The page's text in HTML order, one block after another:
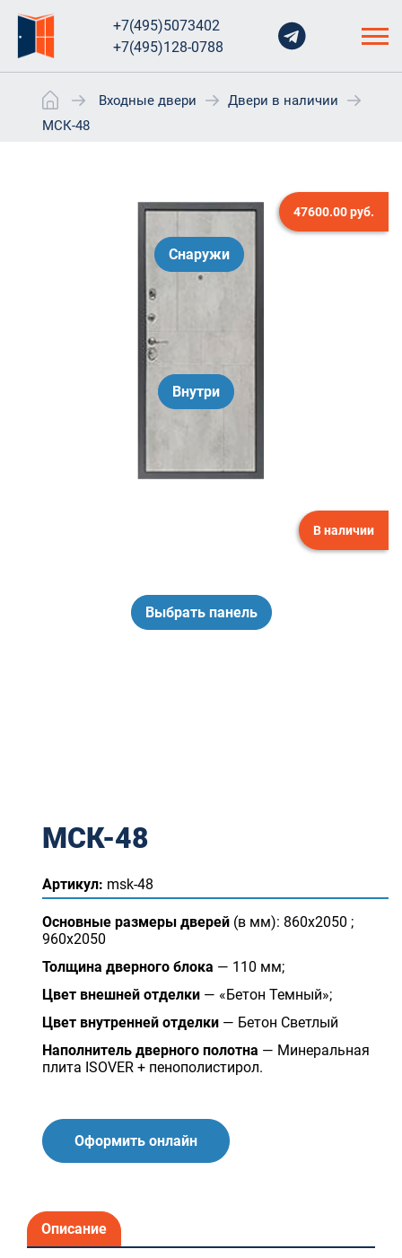
+7(495)5073402
+7(495)128-0788
Входные двери
Двери в наличии
МСК-48
Выбрать панель
Внутри
Снаружи
47600.00руб.
В наличии
МСК-48
Артикул: msk-48
Основные размеры дверей (в мм): 860х2050 ;
960х2050
Толщина дверного блока — 110 мм;
Цвет внешней отделки — «Бетон Темный»;
Цвет внутренней отделки — Бетон Светлый
Наполнитель дверного полотна — Минеральная
плита ISOVER + пенополистирол.
Оформить онлайн
Описание